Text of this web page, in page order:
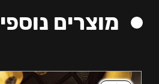
מוצרים